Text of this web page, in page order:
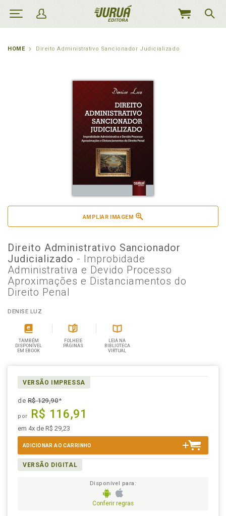
MEU
HOME Direito Administrativo Sancionador Judicializado
AMPLIAR IMAGEM
Direito Administrativo Sancionador
Judicializado - Improbidade
Administrativa e Devido Processo
Aproximações e Distanciamentos do
Direito Penal
DENISE LUZ
TAMBÉM
DISPONÍVEL
EM EBOOK
FOLHEIE
PÁGINAS
LEIA NA
BIBLIOTECA
VIRTUAL
VERSÃO IMPRESSA
deR$ 129,90*
por R$ 116,91
em 4x de R$ 29,23
ADICIONAR AO CARRINHO
VERSÃO DIGITAL
Disponível para:
Conferir regras